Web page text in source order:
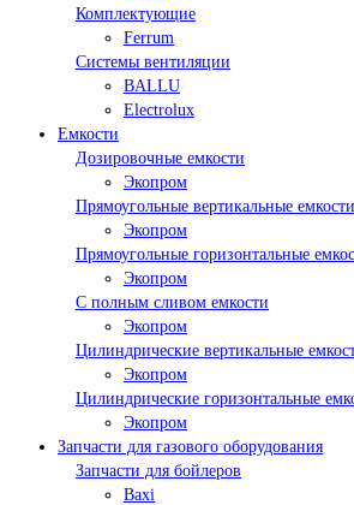
Комплектующие
Ferrum
Системы вентиляции
BALLU
Electrolux
Емкости
Дозировочные емкости
Экопром
Прямоугольные вертикальные емкости
Экопром
Прямоугольные горизонтальные
Экопром
С полным сливом емкости
Экопром
Цилиндрические вертикальные
Экопром
Цилиндрические горизонтальные
Экопром
Запчасти для газового оборудования
Запчасти для бойлеров
Baxi